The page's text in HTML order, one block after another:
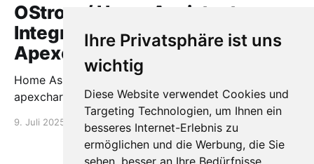
Ihre Privatsphäre ist uns
wichtig
Diese Website verwendet Cookies und
Targeting Technologien, um Ihnen ein
besseres Internet-Erlebnis zu
ermöglichen und die Werbung, die Sie
sehen, besser an Ihre Bedürfnisse
OStrom / Home Assistant
Integration via HACS +
Apexcharts
Home Assistant OStrom Integration via HACS +
apexcharts
9. Juli 2025 1 min read